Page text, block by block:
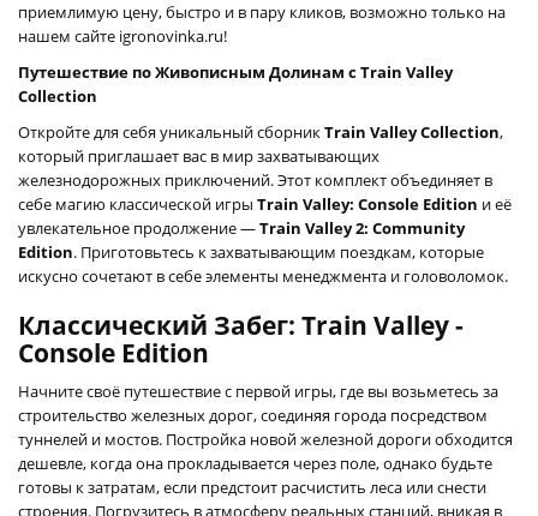
приемлимую цену, быстро и в пару кликов, возможно только на
нашем сайте igronovinka.ru!
Путешествие по Живописным Долинам с Train Valley
Collection
Откройте для себя уникальный сборникTrain Valley Collection,
который приглашает вас в мир захватывающих
железнодорожных приключений. Этот комплект объединяет в
себе магию классической игры Train Valley: Console Edition и её
увлекательное продолжение —Train Valley 2: Community
Edition. Приготовьтесь к захватывающим поездкам, которые
искусно сочетают в себе элементы менеджмента и головоломок.
Классический Забег: Train Valley -
Console Edition
Начните своё путешествие с первой игры, где вы возьметесь за
строительство железных дорог, соединяя города посредством
туннелей и мостов. Постройка новой железной дороги обходится
дешевле, когда она прокладывается через поле, однако будьте
готовы к затратам, если предстоит расчистить леса или снести
строения. Погрузитесь в атмосферу реальных станций, вникая в